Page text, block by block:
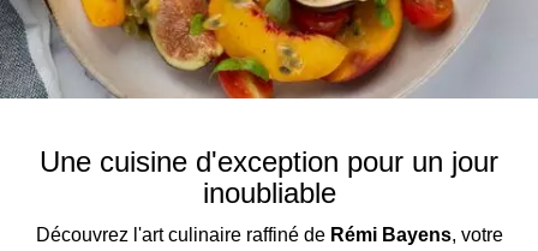
Une cuisine d'exception pour un jour
inoubliable
Découvrez l'art culinaire raffiné de Rémi Bayens, votre